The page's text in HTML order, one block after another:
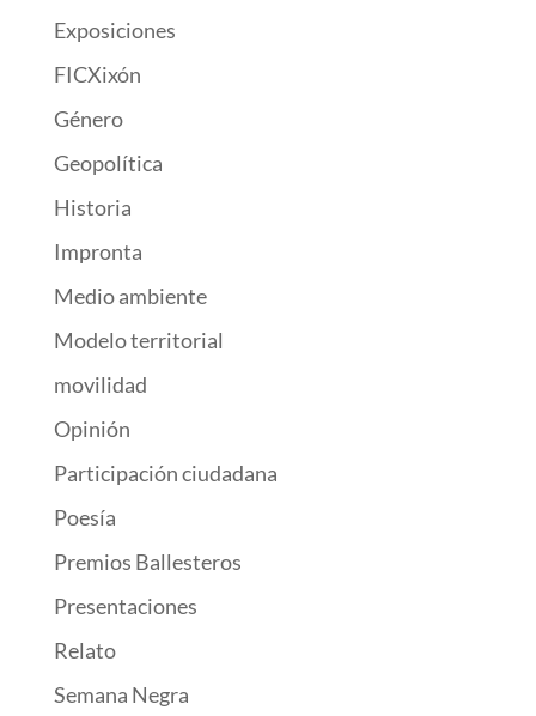
Exposiciones
FICXixón
Género
Geopolítica
Historia
Impronta
Medio ambiente
Modelo territorial
movilidad
Opinión
Participación ciudadana
Poesía
Premios Ballesteros
Presentaciones
Relato
Semana Negra